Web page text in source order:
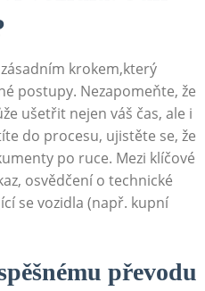
krokem,který
postupy. Nezapomeňte, že
ušetřit nejen váš čas, ale i
do procesu, ujistěte se, že
po ruce. Mezi klíčové
osvědčení o technické
se vozidla (např. kupní
převodu